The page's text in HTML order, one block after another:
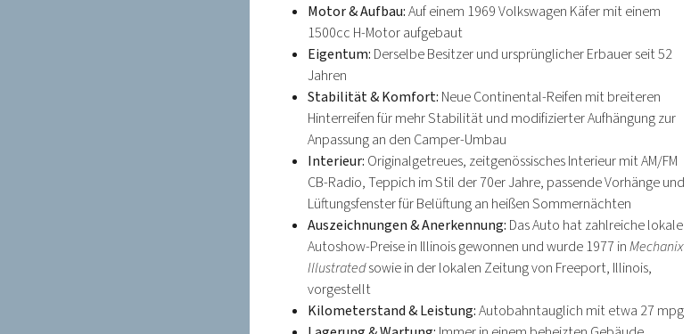
Motor & Aufbau:Auf einem 1969 Volkswagen Käfer mit einem
1500cc H-Motor aufgebaut
Eigentum: Derselbe Besitzer und ursprünglicher Erbauer seit 52
Jahren
Stabilität & Komfort: Neue Continental-Reifen mit breiteren
Hinterreifen für mehr Stabilität und modifizierter Aufhängung zur
Anpassung an den Camper-Umbau
Interieur: Originalgetreues, zeitgenössisches Interieur mit AM/FM
CB-Radio, Teppich im Stil der 70er Jahre, passende Vorhänge und
Lüftungsfenster für Belüftung an heißen Sommernächten
Auszeichnungen & Anerkennung: Das Auto hat zahlreiche lokale
Autoshow-Preise in Illinois gewonnen und wurde 1977 inMechanix
Illustratedsowie in der lokalen Zeitung von Freeport, Illinois,
vorgestellt
Kilometerstand & Leistung:Autobahntauglich mit etwa 27 mpg